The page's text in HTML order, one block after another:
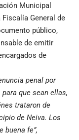
Municipal
General de
público,
de emitir
de
penal por
que sean ellas,
trataron de
de Neiva. Los
buena fe”,